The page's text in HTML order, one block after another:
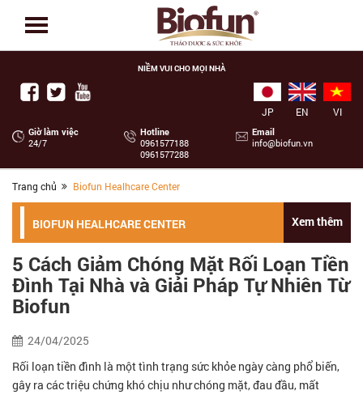
NIỀM VUI CHO MỌI NHÀ
VI
EN
JP
Giờ làm việc
24/7
Hotline
‭0961577188
0961577288
Email
info@biofun.vn
Trang chủ Biofun Healhcare Center
BIOFUN HEALHCARE CENTER Xem thêm
5 Cách Giảm Chóng Mặt Rối Loạn Tiền
Đình Tại Nhà và Giải Pháp Tự Nhiên Từ
Biofun
24/04/2025
Rối loạn tiền đình là một tình trạng sức khỏe ngày càng phổ biến,
gây ra các triệu chứng khó chịu như chóng mặt, đau đầu, mất